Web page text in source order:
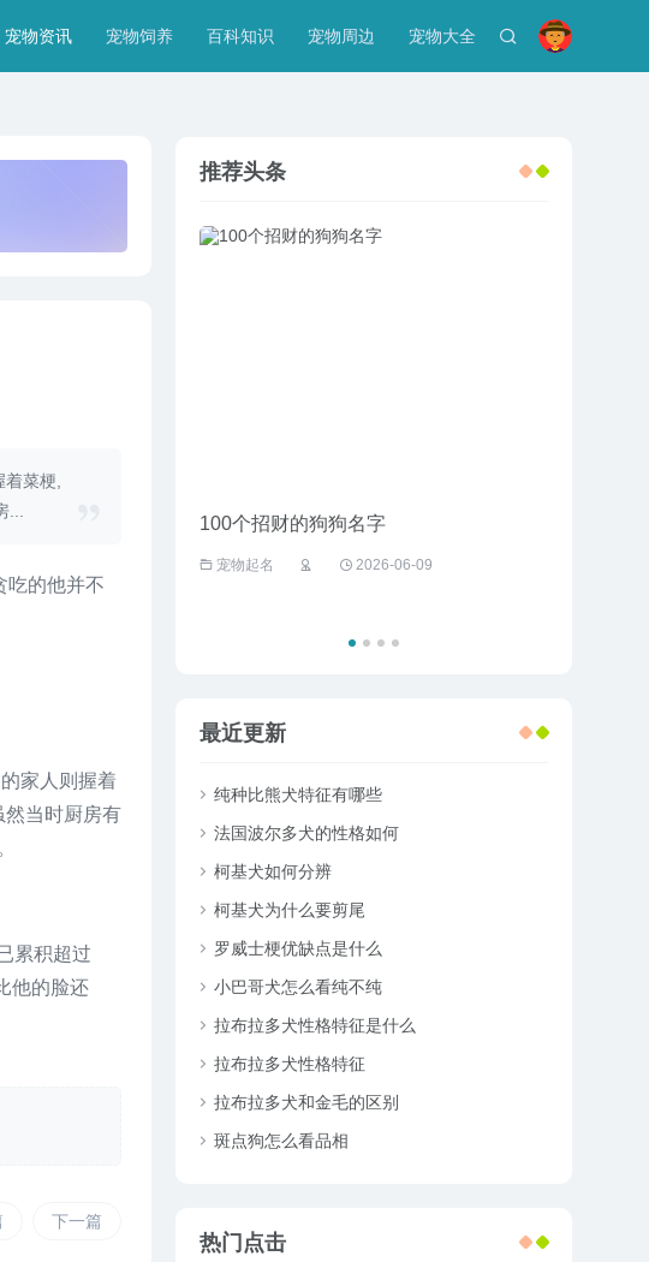
宠物资讯 宠物饲养 百科知识 宠物周边 宠物大全
着菜梗,
...
吃的他并不
家人则握着
然当时厨房有
累积超过
他的脸还
下一篇
推荐头条
100个招财的狗狗名字
宠物起名 2026-06-09
最近更新
纯种比熊犬特征有哪些
法国波尔多犬的性格如何
柯基犬如何分辨
柯基犬为什么要剪尾
罗威士梗优缺点是什么
小巴哥犬怎么看纯不纯
拉布拉多犬性格特征是什么
拉布拉多犬性格特征
拉布拉多犬和金毛的区别
斑点狗怎么看品相
热门点击